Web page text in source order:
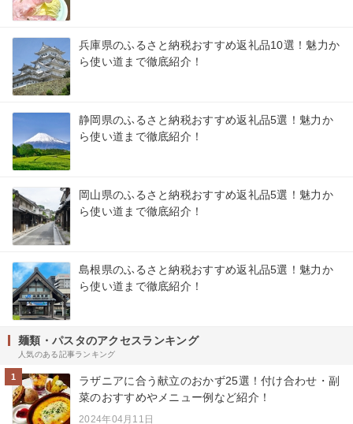
兵庫県のふるさと納税おすすめ返礼品10選！魅力か
ら使い道まで徹底紹介！
静岡県のふるさと納税おすすめ返礼品5選！魅力か
ら使い道まで徹底紹介！
岡山県のふるさと納税おすすめ返礼品5選！魅力か
ら使い道まで徹底紹介！
島根県のふるさと納税おすすめ返礼品5選！魅力か
ら使い道まで徹底紹介！
麺類・パスタのアクセスランキング
人気のある記事ランキング
1
ラザニアに合う献立のおかず25選！付け合わせ・副
菜のおすすめやメニュー例など紹介！
2024年04月11日